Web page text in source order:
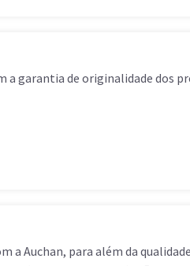
a garantia de originalidade dos
a Auchan, para além da